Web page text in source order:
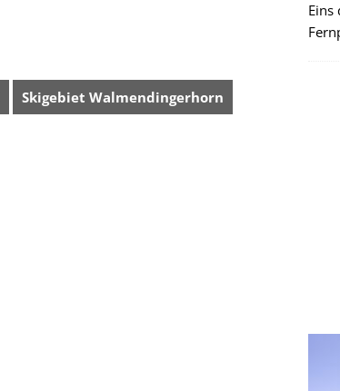
Skigebiet Walmendingerhorn
Eins